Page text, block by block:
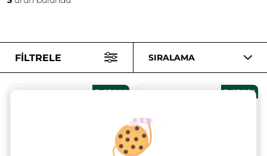
FILTRELE SIRALAMA
3 al 2 öde! 3 al 2 öde!